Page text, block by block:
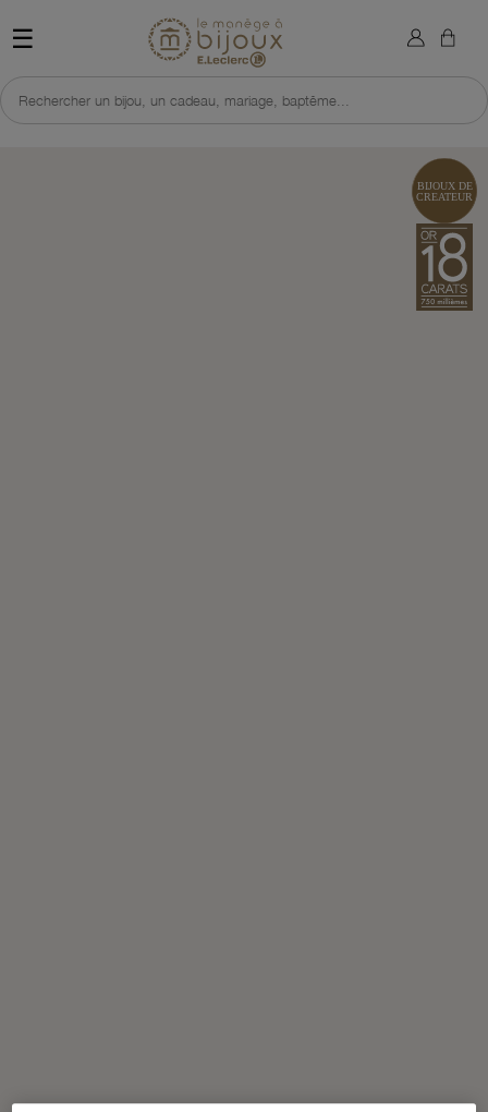
☰ Retour à l'accueil du site
Rechercher un bijou, un cadeau, mariage, baptême...
×